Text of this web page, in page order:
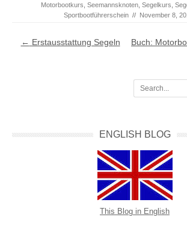
Motorbootkurs Seemannsknoten Segelkurs
Sportbootführerschein // November 8,
Post navigation
← Erstausstattung Segeln
Buch:
Search
ENGLISH BLOG
This Blog in English